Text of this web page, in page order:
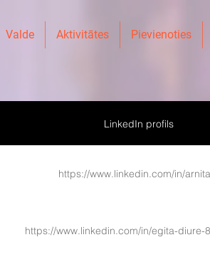
Valde Aktivitātes Pievienoties
LinkedIn profils
https://www.linkedin.com/in/
https://www.linkedin.com/in/egita-diure-